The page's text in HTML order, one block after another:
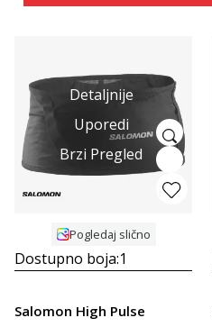
Detaljnije
Uporedi
Brzi Pregled
Pogledaj slično
Dostupno boja:1
Salomon High Pulse